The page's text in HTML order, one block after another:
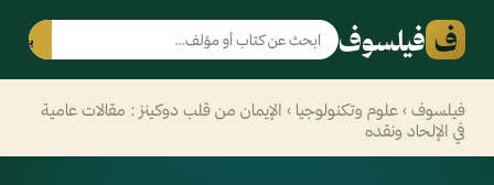
ف فيلسوف بحث
فيلسوف › علوم وتكنولوجيا › الإيمان من قلب دوكينز : مقالات عامية
في الإلحاد ونقده